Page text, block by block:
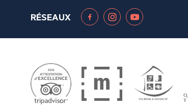
RÉSEAUX